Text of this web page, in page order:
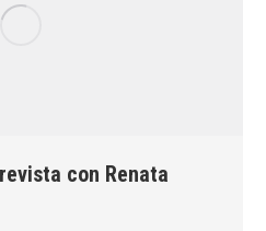
con Renata